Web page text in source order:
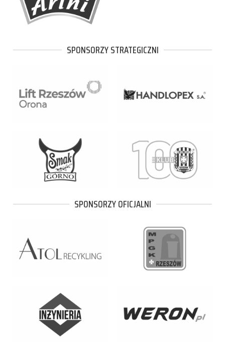
SPONSORZY STRATEGICZNI
SPONSORZY OFICJALNI